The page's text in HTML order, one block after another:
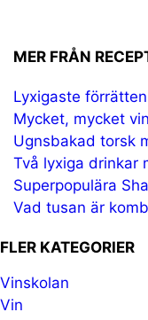
MER FRÅN
Lyxigaste
Mycket, mycket
Ugnsbakad torsk
Två lyxiga drinkar
Superpopulära
Vad tusan är
FLER KATEGORIER
Vinskolan
Vin